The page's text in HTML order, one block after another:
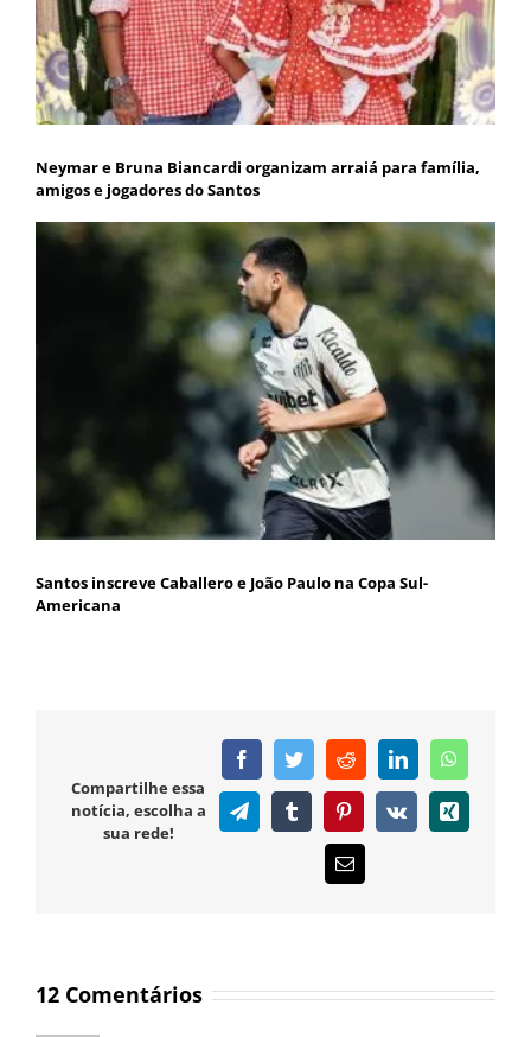
Neymar e Bruna Biancardi organizam arraiá para família,
amigos e jogadores do Santos
Santos inscreve Caballero e João Paulo na Copa Sul-
Americana
Compartilhe essa
notícia, escolha a
sua rede!
FacebookTwitterRedditLinkedIn
TelegramTumblr PinterestVk Xing
E-
mail
12 Comentários